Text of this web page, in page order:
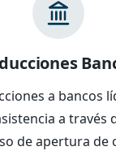
a bancos
a través
de apertura de